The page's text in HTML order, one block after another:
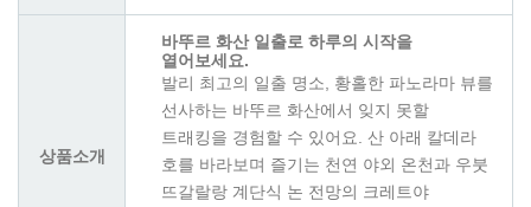
상품소개
바뚜르 화산 일출로 하루의 시작을
열어보세요.
발리 최고의 일출 명소, 황홀한 파노라마 뷰를
선사하는 바뚜르 화산에서 잊지 못할
트래킹을 경험할 수 있어요. 산 아래 칼데라
호를 바라보며 즐기는 천연 야외 온천과 우붓
뜨갈랄랑 계단식 논 전망의 크레트야